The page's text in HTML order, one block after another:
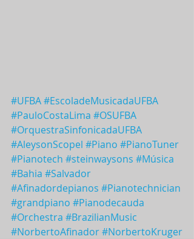
#UFBA#EscoladeMusicadaUFBA
#PauloCostaLima #OSUFBA
#OrquestraSinfonicadaUFBA
#AleysonScopel #Piano #PianoTuner
#Pianotech #steinwaysons #Música
#Bahia #Salvador
#Afinadordepianos #Pianotechnician
#grandpiano #Pianodecauda
#Orchestra #BrazilianMusic
#NorbertoAfinador#NorbertoKruger